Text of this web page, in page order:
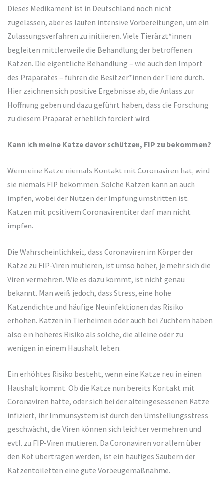
Dieses Medikament ist in Deutschland noch nicht
zugelassen, aber es laufen intensive Vorbereitungen, um ein
Zulassungsverfahren zu initiieren. Viele Tierärzt*innen
begleiten mittlerweile die Behandlung der betroffenen
Katzen. Die eigentliche Behandlung – wie auch den Import
des Präparates – führen die Besitzer*innen der Tiere durch.
Hier zeichnen sich positive Ergebnisse ab, die Anlass zur
Hoffnung geben und dazu geführt haben, dass die Forschung
zu diesem Präparat erheblich forciert wird.
Kann ich meine Katze davor schützen, FIP zu bekommen?
Wenn eine Katze niemals Kontakt mit Coronaviren hat, wird
sie niemals FIP bekommen. Solche Katzen kann an auch
impfen, wobei der Nutzen der Impfung umstritten ist.
Katzen mit positivem Coronavirentiter darf man nicht
impfen.
Die Wahrscheinlichkeit, dass Coronaviren im Körper der
Katze zu FIP-Viren mutieren, ist umso höher, je mehr sich die
Viren vermehren. Wie es dazu kommt, ist nicht genau
bekannt. Man weiß jedoch, dass Stress, eine hohe
Katzendichte und häufige Neuinfektionen das Risiko
erhöhen. Katzen in Tierheimen oder auch bei Züchtern haben
also ein höheres Risiko als solche, die alleine oder zu
wenigen in einem Haushalt leben.
Ein erhöhtes Risiko besteht, wenn eine Katze neu in einen
Haushalt kommt. Ob die Katze nun bereits Kontakt mit
Coronaviren hatte, oder sich bei der alteingesessenen Katze
infiziert, ihr Immunsystem ist durch den Umstellungsstress
geschwächt, die Viren können sich leichter vermehren und
evtl. zu FIP-Viren mutieren. Da Coronaviren vor allem über
den Kot übertragen werden, ist ein häufiges Säubern der
Katzentoiletten eine gute Vorbeugemaßnahme.